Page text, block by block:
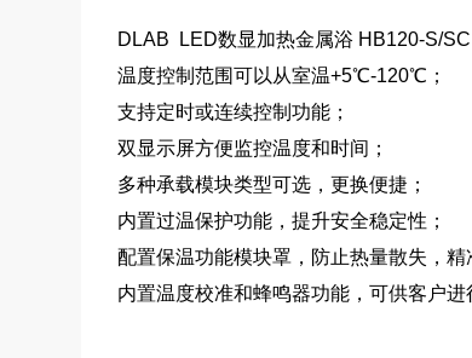
DLAB LED数显加热金属浴 HB120-S/SC
温度控制范围可以从室温+5℃-120℃；
支持定时或连续控制功能；
双显示屏方便监控温度和时间；
多种承载模块类型可选，更换便捷；
内置过温保护功能，提升安全稳定性；
配置保温功能模块罩，防止热量散失，精
内置温度校准和蜂鸣器功能，可供客户